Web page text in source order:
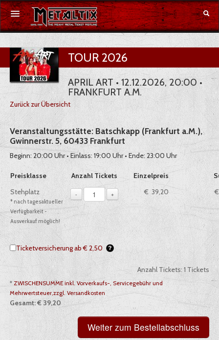
Konzerte
Festivals
Gutschein
Merchandise
DE | EN
Anmelden
TOUR 2026
APRIL ART • 12.12.2026, 20:00 •
FRANKFURT A.M.
Zurück zur Übersicht
Veranstaltungsstätte: Batschkapp (Frankfurt a.M.),
Gwinnerstr. 5, 60433 Frankfurt
Beginn: 20:00 Uhr • Einlass: 19:00 Uhr • Ende: 23:00 Uhr
Auswahl von Tickets pro Preiskategorie, sofern verfügbar
Preisklasse Anzahl Tickets Einzelpreis
Stehplatz
* nach tagesaktueller
Verfügbarkeit -
Ausverkauf möglich!
- + 1 € 39,20
Ticketversicherung ab € 2,50
Anzahl Tickets:1Tickets
* ZWISCHENSUMME inkl. Vorverkaufs-, Servicegebühr und
Mehrwertsteuer,zzgl. Versandkosten
Gesamt:€ 39,20